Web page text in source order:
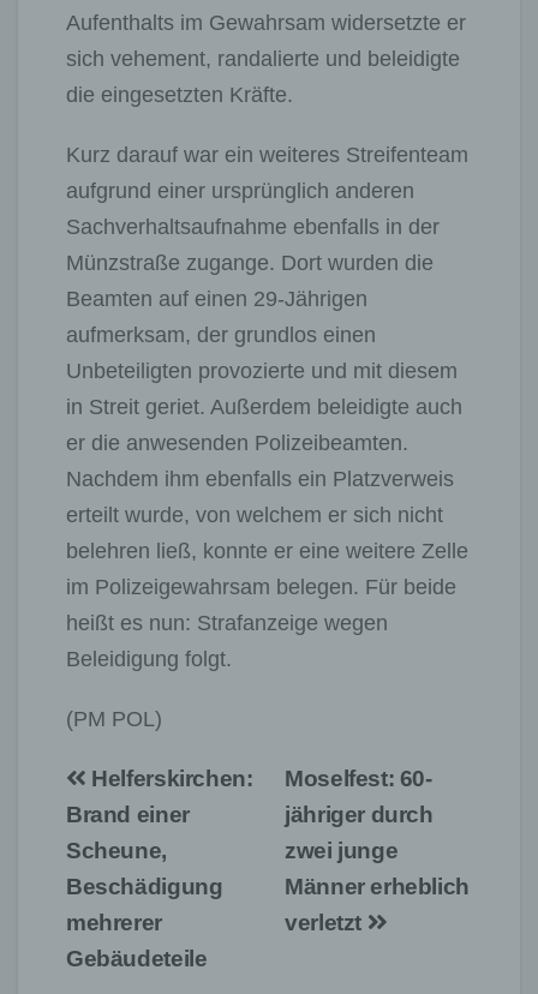
Aufenthalts im Gewahrsam widersetzte er
sich vehement, randalierte und beleidigte
die eingesetzten Kräfte.
Kurz darauf war ein weiteres Streifenteam
aufgrund einer ursprünglich anderen
Sachverhaltsaufnahme ebenfalls in der
Münzstraße zugange. Dort wurden die
Beamten auf einen 29-Jährigen
aufmerksam, der grundlos einen
Unbeteiligten provozierte und mit diesem
in Streit geriet. Außerdem beleidigte auch
er die anwesenden Polizeibeamten.
Nachdem ihm ebenfalls ein Platzverweis
erteilt wurde, von welchem er sich nicht
belehren ließ, konnte er eine weitere Zelle
im Polizeigewahrsam belegen. Für beide
heißt es nun: Strafanzeige wegen
Beleidigung folgt.
(PM POL)
Beitragsnavigation
Moselfest: 60-
jähriger durch
zwei junge
Männer erheblich
verletzt
Helferskirchen:
Brand einer
Scheune,
Beschädigung
mehrerer
Gebäudeteile